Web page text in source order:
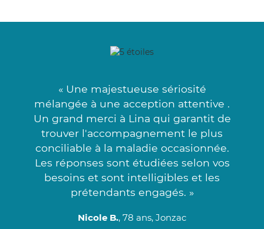
« Une majestueuse sériosité
mélangée à une acception attentive .
Un grand merci à Lina qui garantit de
trouver l'accompagnement le plus
conciliable à la maladie occasionnée.
Les réponses sont étudiées selon vos
besoins et sont intelligibles et les
prétendants engagés. »
Nicole B., 78 ans, Jonzac